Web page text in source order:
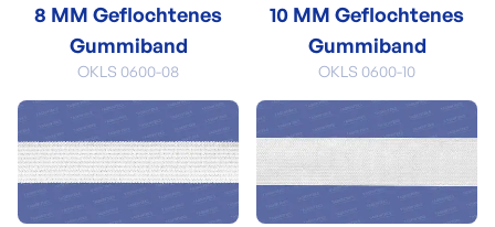
8 MM Geflochtenes
Gummiband
OKLS 0600-08
10 MM Geflochtenes
Gummiband
OKLS 0600-10